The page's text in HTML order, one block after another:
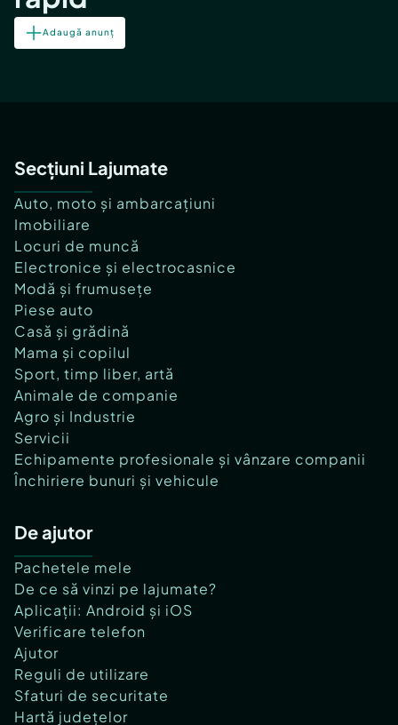
Adaugă anunț
Secțiuni Lajumate
Auto, moto și ambarcațiuni
Imobiliare
Locuri de muncă
Electronice și electrocasnice
Modă și frumusețe
Piese auto
Casă și grădină
Mama și copilul
Sport, timp liber, artă
Animale de companie
Agro și Industrie
Servicii
Echipamente profesionale și vânzare companii
Închiriere bunuri și vehicule
De ajutor
Pachetele mele
De ce să vinzi pe lajumate?
Aplicații: Android și iOS
Verificare telefon
Ajutor
Reguli de utilizare
Sfaturi de securitate
Hartă județelor